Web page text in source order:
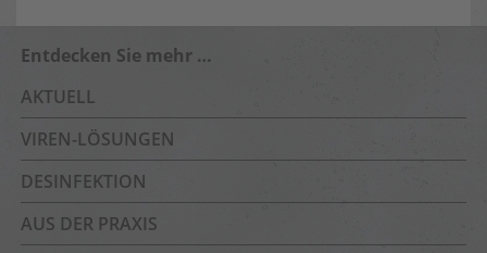
Entdecken Sie mehr …
AKTUELL
VIREN-LÖSUNGEN
DESINFEKTION
AUS DER PRAXIS